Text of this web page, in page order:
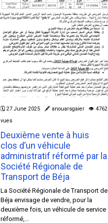
🗓 27 June 2025 🖋 anouarsgaier 👁 4762
vues
Deuxième vente à huis
clos d’un véhicule
administratif réformé par la
Société Régionale de
Transport de Béja
La Société Régionale de Transport de
Béja envisage de vendre, pour la
deuxième fois, un véhicule de service
réformé,...